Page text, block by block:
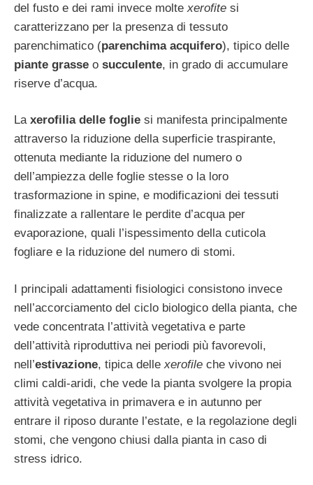
del fusto e dei rami invece molte xerofite si
caratterizzano per la presenza di tessuto
parenchimatico (parenchima acquifero), tipico delle
piante grasse o succulente, in grado di accumulare
riserve d’acqua.
La xerofilia delle foglie si manifesta principalmente
attraverso la riduzione della superficie traspirante,
ottenuta mediante la riduzione del numero o
dell’ampiezza delle foglie stesse o la loro
trasformazione in spine, e modificazioni dei tessuti
finalizzate a rallentare le perdite d’acqua per
evaporazione, quali l’ispessimento della cuticola
fogliare e la riduzione del numero di stomi.
I principali adattamenti fisiologici consistono invece
nell’accorciamento del ciclo biologico della pianta, che
vede concentrata l’attività vegetativa e parte
dell’attività riproduttiva nei periodi più favorevoli,
nell’estivazione, tipica delle xerofile che vivono nei
climi caldi-aridi, che vede la pianta svolgere la propia
attività vegetativa in primavera e in autunno per
entrare il riposo durante l’estate, e la regolazione degli
stomi, che vengono chiusi dalla pianta in caso di
stress idrico.